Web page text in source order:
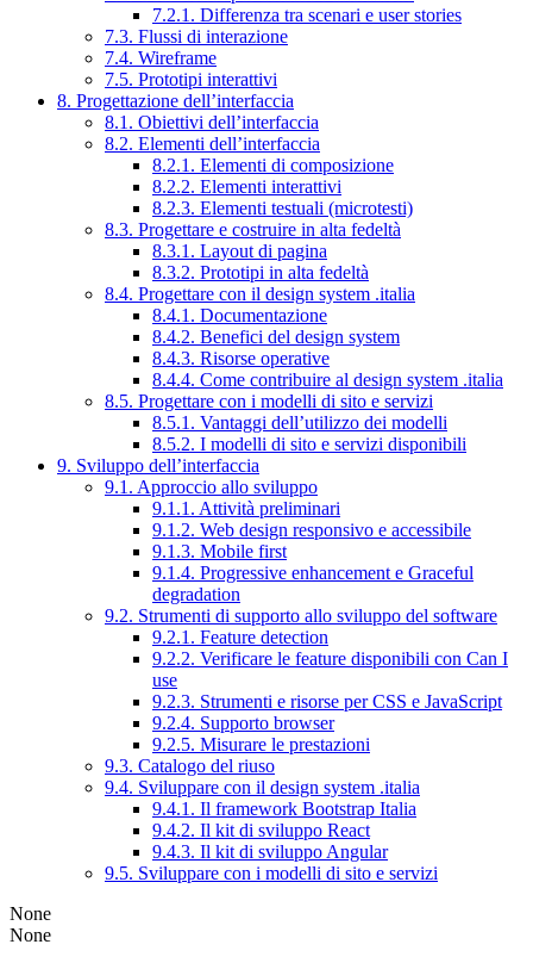
7.2.1. Differenza tra scenari e user stories
7.3. Flussi di interazione
7.4. Wireframe
7.5. Prototipi interattivi
8. Progettazione dell’interfaccia
8.1. Obiettivi dell’interfaccia
8.2. Elementi dell’interfaccia
8.2.1. Elementi di composizione
8.2.2. Elementi interattivi
8.2.3. Elementi testuali (microtesti)
8.3. Progettare e costruire in alta fedeltà
8.3.1. Layout di pagina
8.3.2. Prototipi in alta fedeltà
8.4. Progettare con il design system .italia
8.4.1. Documentazione
8.4.2. Benefici del design system
8.4.3. Risorse operative
8.4.4. Come contribuire al design system .italia
8.5. Progettare con i modelli di sito e servizi
8.5.1. Vantaggi dell’utilizzo dei modelli
8.5.2. I modelli di sito e servizi disponibili
9. Sviluppo dell’interfaccia
9.1. Approccio allo sviluppo
9.1.1. Attività preliminari
9.1.2. Web design responsivo e accessibile
9.1.3. Mobile first
9.1.4. Progressive enhancement e Graceful
degradation
9.2. Strumenti di supporto allo sviluppo del software
9.2.1. Feature detection
9.2.2. Verificare le feature disponibili con Can I
use
9.2.3. Strumenti e risorse per CSS e JavaScript
9.2.4. Supporto browser
9.2.5. Misurare le prestazioni
9.3. Catalogo del riuso
9.4. Sviluppare con il design system .italia
9.4.1. Il framework Bootstrap Italia
9.4.2. Il kit di sviluppo React
9.4.3. Il kit di sviluppo Angular
9.5. Sviluppare con i modelli di sito e servizi
None
None